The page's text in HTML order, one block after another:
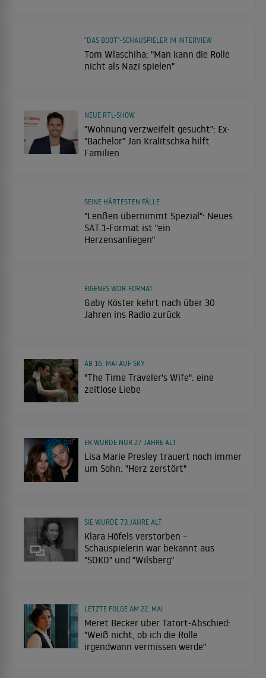
Tom Wlaschiha: "Man kann die Rolle
nicht als Nazi spielen"
"DAS BOOT"-SCHAUSPIELER IM INTERVIEW
"Wohnung verzweifelt gesucht": Ex-
"Bachelor" Jan Kralitschka hilft
Familien
NEUE RTL-SHOW
"Lenßen übernimmt Spezial": Neues
SAT.1-Format ist "ein
Herzensanliegen"
SEINE HÄRTESTEN FÄLLE
Gaby Köster kehrt nach über 30
Jahren ins Radio zurück
EIGENES WDR-FORMAT
"The Time Traveler's Wife": eine
zeitlose Liebe
AB 16. MAI AUF SKY
Lisa Marie Presley trauert noch immer
um Sohn: "Herz zerstört"
ER WURDE NUR 27 JAHRE ALT
Klara Höfels verstorben –
Schauspielerin war bekannt aus
"SOKO" und "Wilsberg"
SIE WURDE 73 JAHRE ALT
Meret Becker über Tatort-Abschied:
"Weiß nicht, ob ich die Rolle
irgendwann vermissen werde"
LETZTE FOLGE AM 22. MAI